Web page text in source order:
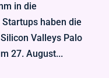
in die
haben die
Valleys Palo
27. August...